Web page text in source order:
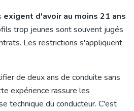
exigent d'avoir au moins 21 ans
trop jeunes sont souvent jugés
Les restrictions s'appliquent
de deux ans de conduite sans
expérience rassure les
technique du conducteur. C'est